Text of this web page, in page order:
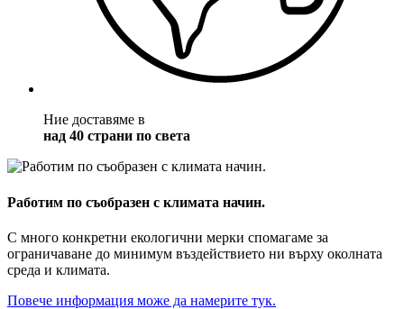
Ние доставяме в
над 40 страни по света
Работим по съобразен с климата начин.
С много конкретни екологични мерки спомагаме за
ограничаване до минимум въздействието ни върху околната
среда и климата.
Повече информация може да намерите тук.